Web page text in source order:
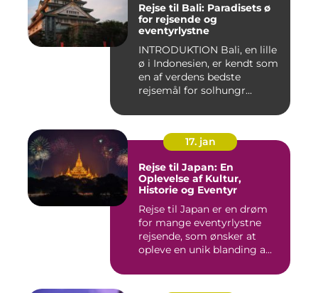
Rejse til Bali: Paradisets ø
for rejsende og
eventyrlystne
INTRODUKTION Bali, en lille
ø i Indonesien, er kendt som
en af verdens bedste
rejsemål for solhungr...
17. jan
Rejse til Japan: En
Oplevelse af Kultur,
Historie og Eventyr
Rejse til Japan er en drøm
for mange eventyrlystne
rejsende, som ønsker at
opleve en unik blanding a...